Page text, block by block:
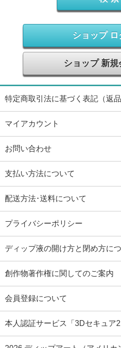
ショップ ロ
ショップ 新
特定商取引法に基づく表記（返品
マイアカウント
お問い合わせ
支払い方法について
配送方法･送料について
プライバシーポリシー
ディップ液の開け方と閉め方に
創作物著作権に関してのご案内
会員登録について
本人認証サービス「3Dセキュア